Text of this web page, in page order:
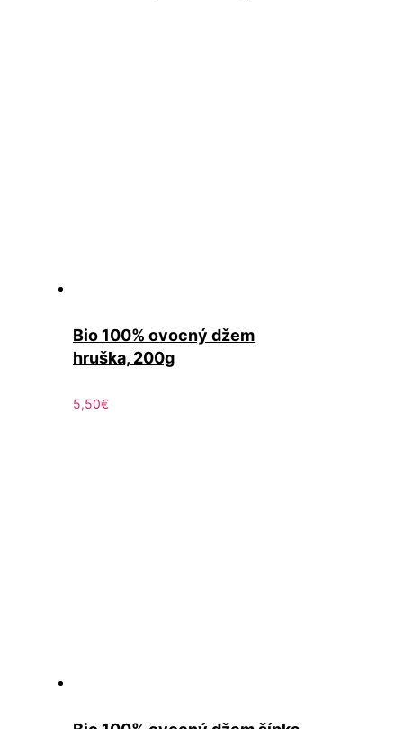
Bio 100% ovocný džem
hruška, 200g
5,50€